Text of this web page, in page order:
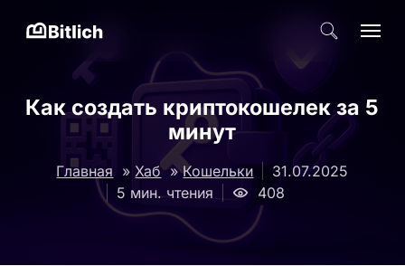
content
поиск
Menu
Как создать криптокошелек за 5
минут
Главная »Хаб »Кошельки
31.07.2025
5 мин. чтения
408